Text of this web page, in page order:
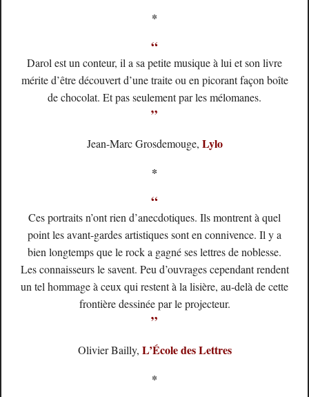
*
“
Darol est un conteur, il a sa petite musique à lui et son livre
mérite d’être découvert d’une traite ou en picorant façon boîte
de chocolat. Et pas seulement par les mélomanes.
”
Jean-Marc Grosdemouge, Lylo
*
“
Ces portraits n’ont rien d’anecdotiques. Ils montrent à quel
point les avant-gardes artistiques sont en connivence. Il y a
bien longtemps que le rock a gagné ses lettres de noblesse.
Les connaisseurs le savent. Peu d’ouvrages cependant rendent
un tel hommage à ceux qui restent à la lisière, au-delà de cette
frontière dessinée par le projecteur.
”
Olivier Bailly, L’École des Lettres
*